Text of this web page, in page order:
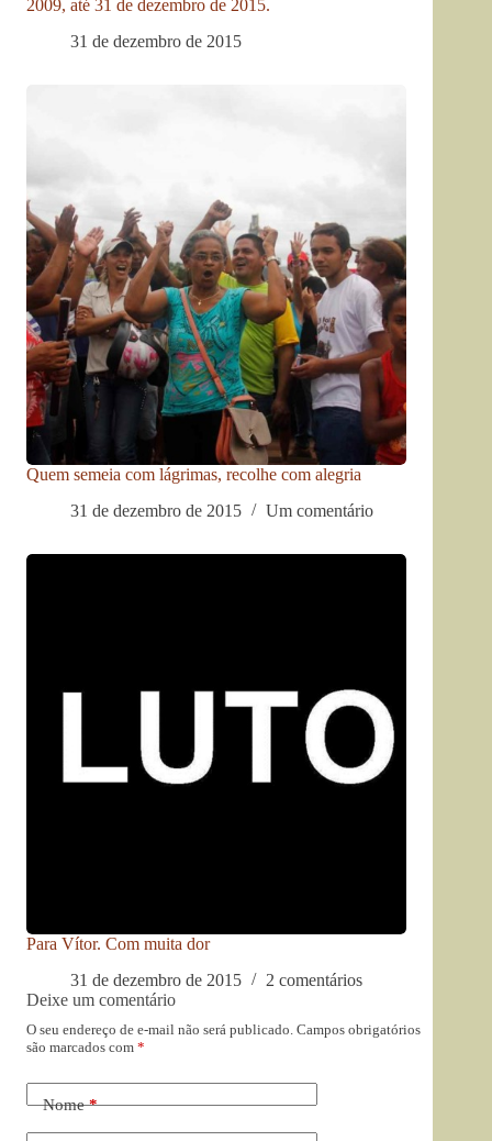
2009, até 31 de dezembro de 2015.
31 de dezembro de 2015
Quem semeia com lágrimas, recolhe com alegria
31 de dezembro de 2015
Um comentário
Para Vítor. Com muita dor
31 de dezembro de 2015
2 comentários
Deixe um comentário
O seu endereço de e-mail não será publicado. Campos obrigatórios
são marcados com *
Nome*